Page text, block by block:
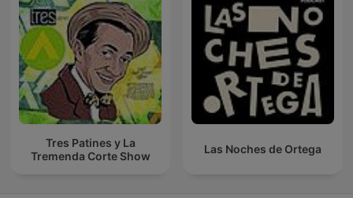
Tres Patines y La
Tremenda Corte Show
Las Noches de Ortega